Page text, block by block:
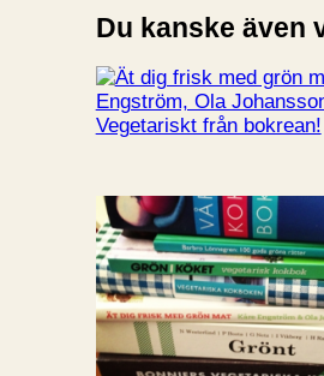
Du kanske även
Vegetariskt från bokrean!